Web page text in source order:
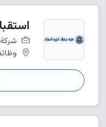
شركة
وظائف